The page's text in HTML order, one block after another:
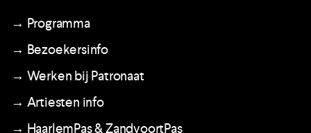
→ Programma
→ Bezoekersinfo
→ Werken bij Patronaat
→ Artiesten info
→ HaarlemPas & ZandvoortPas